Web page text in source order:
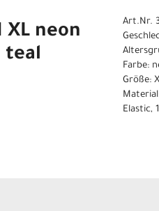
XL neon
teal
Art.Nr.
Farbe:
Größe:
Elastic,